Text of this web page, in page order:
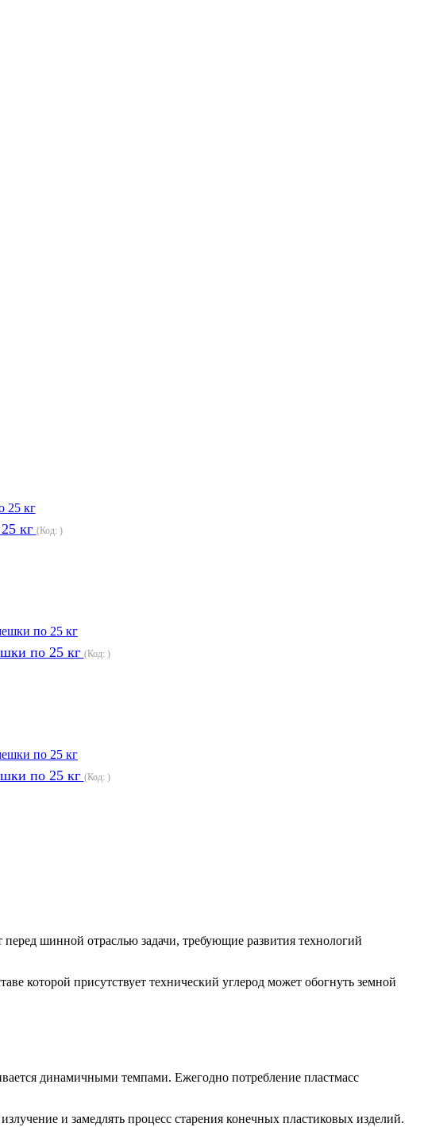
кг (Код: )
по 25 кг (Код: )
по 25 кг (Код: )
шинной отраслью задачи, требующие развития технологий
которой присутствует технический углерод может обогнуть земной
динамичными темпами. Ежегодно потребление пластмасс
и замедлять процесс старения конечных пластиковых изделий.